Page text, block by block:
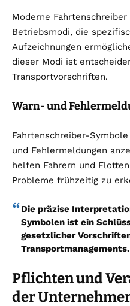
Moderne
Betriebsmodi, die
Aufzeichnungen
dieser Modi ist
Transportvorschriften.
Warn- und
Fahrtenschreiber-
und Fehlermeldungen
helfen Fahrern und
Probleme frühzeitig zu
Die präzise
Symbolen ist ein
gesetzlicher
Transportmanagements.
Pflichten und
der